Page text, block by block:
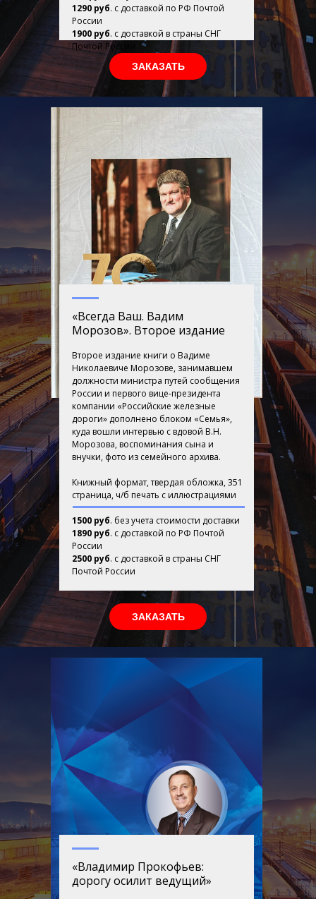
1290 руб. с доставкой по РФ Почтой
России
1900 руб. с доставкой в страны СНГ
Почтой России
ЗАКАЗАТЬ
«Всегда Ваш. Вадим
Морозов». Второе издание
Второе издание книги о Вадиме
Николаевиче Морозове, занимавшем
должности министра путей сообщения
России и первого вице-президента
компании «Российские железные
дороги» дополнено блоком «Семья»,
куда вошли интервью с вдовой В.Н.
Морозова, воспоминания сына и
внучки, фото из семейного архива.
Книжный формат, твердая обложка, 351
страница, ч/б печать с иллюстрациями
1500 руб. без учета стоимости доставки
1890 руб. с доставкой по РФ Почтой
России
2500 руб. с доставкой в страны СНГ
Почтой России
ЗАКАЗАТЬ
«Владимир Прокофьев:
дорогу осилит ведущий»